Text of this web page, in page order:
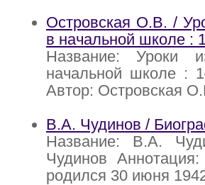
Островская О.В. /
в начальной школе :
Название: Уроки
начальной школе :
Автор: Островская
В.А. Чудинов /
Название: В.А.
Чудинов
родился 30 июня